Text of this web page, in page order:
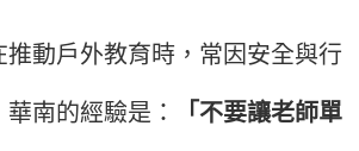
動戶外教育時，常因安全與行
南的經驗是： 「不要讓老師單